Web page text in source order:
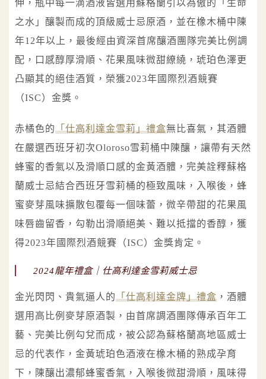
伸，瓶中每一滴酒液皆選用蘇格蘭引以為傲的「生命
之水」釀製而成的頂級威士忌原酒，並在橡木桶中陳
年12年以上，最後經由資深首席釀酒團隊完美比例調
配，口感醇厚滑順、花果風味微甜繚繞，琥珀色澤更
凸顯其的絕佳酒質，榮獲2023年國際烈酒競賽
（ISC）金獎。
赤橘色的「仕高利達金雪莉」禮盒無比喜氣，其酒體
在嚴選西班牙初次Oloroso雪莉桶中陳釀，讓帶有天然
蜂蜜的香氣以及滑順口感的金黃酒體，完美詮釋蘇格
蘭威士忌結合西班牙雪莉桶的極致風味，入喉後，蜂
蜜麥芽風味擴散包覆每一個味蕾，微辛帶甜的花果風
味唇齒留香，勾勒出滑順絕美、難以抵擋的香醇，獲
得2023年國際烈酒競賽（ISC）金獎肯定。
2024龍年禮盒｜仕高利達金雪莉威士忌
金光閃閃、貴氣逼人的「仕高利達金牌」禮盒 ，酒體
選用高比例麥芽原酒製，由首席調酒團隊傳承百年工
藝、完美比例勾兌而成，被公認為蘇格蘭高地區威士
忌的代表作，金黃琥珀色酒液在橡木桶的熟成孕育
下，陳釀出濃郁蜂蜜香氣，入喉後微甜滑順，風味得